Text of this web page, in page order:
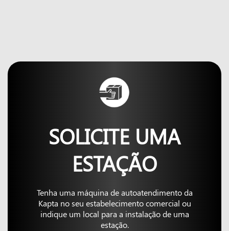
SOLICITE UMA
ESTAÇÃO
Tenha uma máquina de autoatendimento da
Kapta no seu estabelecimento comercial ou
indique um local para a instalação de uma
estação.